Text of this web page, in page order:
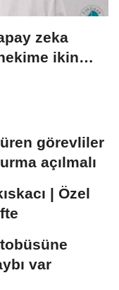
zeka
ikinci
görevliler
açılmalı
| Özel
var